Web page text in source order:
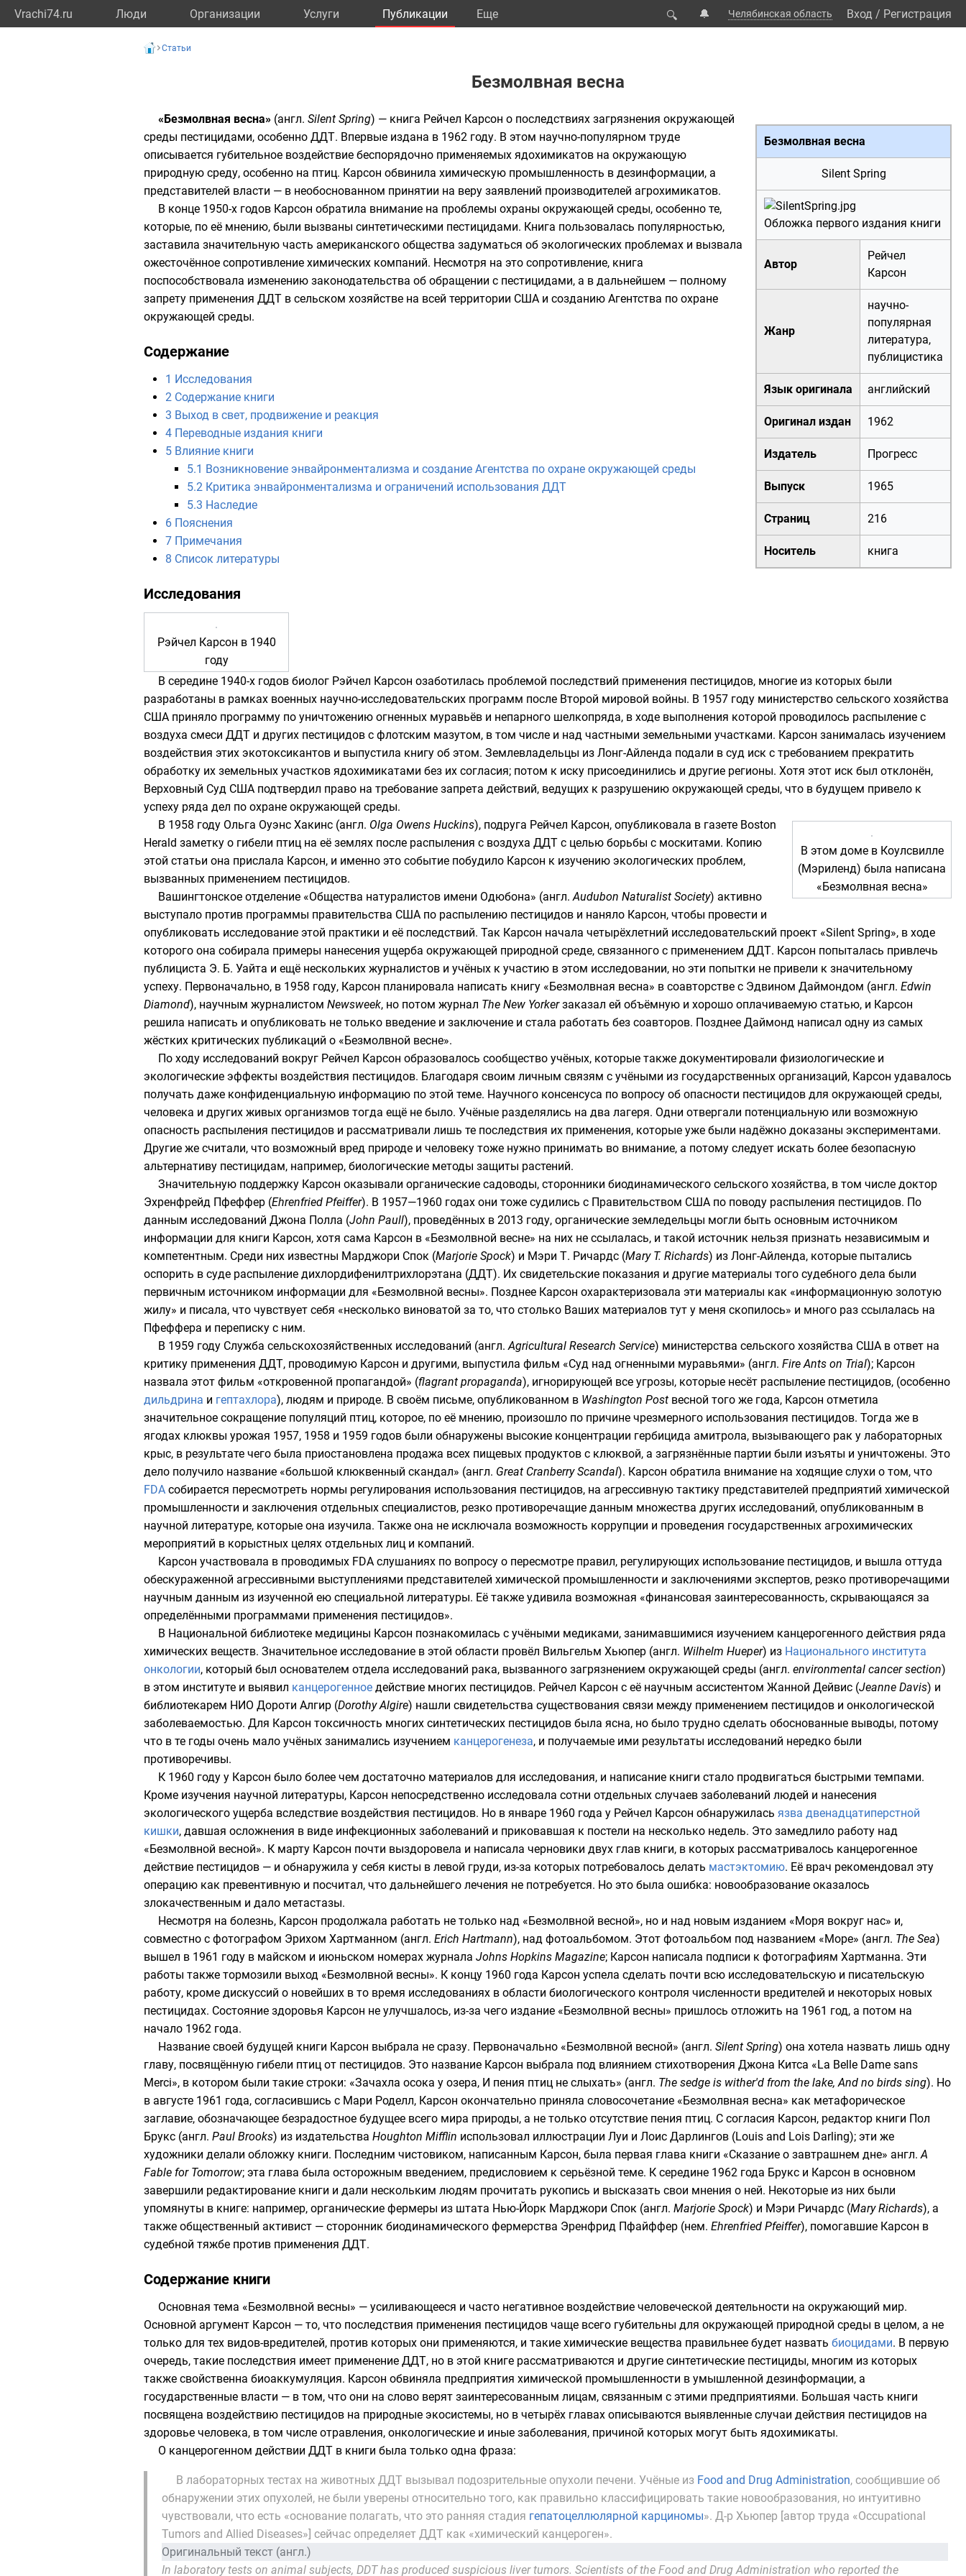
Vrachi74.ru Люди Организации Услуги Публикации Eще 🔍 🔔 Челябинская область Вход / Регистрация
Статьи
Безмолвная весна
Безмолвная весна
Silent Spring
Обложка первого издания книги
Автор
Рейчел
Карсон
Жанр
научно-
популярная
литература,
публицистика
Язык оригинала английский
Оригинал издан 1962
Издатель Прогресс
Выпуск 1965
Страниц 216
Носитель книга
«Безмолвная весна» (англ. Silent Spring) — книга Рейчел Карсон о последствиях загрязнения окружающей
среды пестицидами, особенно ДДТ. Впервые издана в 1962 году. В этом научно-популярном труде
описывается губительное воздействие беспорядочно применяемых ядохимикатов на окружающую
природную среду, особенно на птиц. Карсон обвинила химическую промышленность в дезинформации, а
представителей власти — в необоснованном принятии на веру заявлений производителей агрохимикатов.
В конце 1950-х годов Карсон обратила внимание на проблемы охраны окружающей среды, особенно те,
которые, по её мнению, были вызваны синтетическими пестицидами. Книга пользовалась популярностью,
заставила значительную часть американского общества задуматься об экологических проблемах и вызвала
ожесточённое сопротивление химических компаний. Несмотря на это сопротивление, книга
поспособствовала изменению законодательства об обращении с пестицидами, а в дальнейшем — полному
запрету применения ДДТ в сельском хозяйстве на всей территории США и созданию Агентства по охране
окружающей среды.
Содержание
1 Исследования
2 Содержание книги
3 Выход в свет, продвижение и реакция
4 Переводные издания книги
5 Влияние книги
5.1 Возникновение энвайронментализма и создание Агентства по охране окружающей среды
5.2 Критика энвайронментализма и ограничений использования ДДТ
5.3 Наследие
6 Пояснения
7 Примечания
8 Список литературы
Исследования
Рэйчел Карсон в 1940
году
В середине 1940-х годов биолог Рэйчел Карсон озаботилась проблемой последствий применения пестицидов, многие из которых были
разработаны в рамках военных научно-исследовательских программ после Второй мировой войны. В 1957 году министерство сельского хозяйства
США приняло программу по уничтожению огненных муравьёв и непарного шелкопряда, в ходе выполнения которой проводилось распыление с
воздуха смеси ДДТ и других пестицидов с флотским мазутом, в том числе и над частными земельными участками. Карсон занималась изучением
воздействия этих экотоксикантов и выпустила книгу об этом. Землевладельцы из Лонг-Айленда подали в суд иск с требованием прекратить
обработку их земельных участков ядохимикатами без их согласия; потом к иску присоединились и другие регионы. Хотя этот иск был отклонён,
Верховный Суд США подтвердил право на требование запрета действий, ведущих к разрушению окружающей среды, что в будущем привело к
успеху ряда дел по охране окружающей среды.
В этом домев Коулсвилле
(Мэриленд) была написана
«Безмолвная весна»
В 1958 году Ольга Оуэнс Хакинс (англ. Olga Owens Huckins), подруга Рейчел Карсон, опубликовала в газете Boston
Herald заметку о гибели птиц на её землях после распыления с воздуха ДДТ с целью борьбы с москитами. Копию
этой статьи она прислала Карсон, и именно это событие побудило Карсон к изучению экологических проблем,
вызванных применением пестицидов.
Вашингтонское отделение «Общества натуралистов имени Одюбона» (англ. Audubon Naturalist Society) активно
выступало против программы правительства США по распылению пестицидов и наняло Карсон, чтобы провести и
опубликовать исследование этой практики и её последствий. Так Карсон начала четырёхлетний исследовательский проект «Silent Spring», в ходе
которого она собирала примеры нанесения ущерба окружающей природной среде, связанного с применением ДДТ. Карсон попыталась привлечь
публициста Э. Б. Уайта и ещё нескольких журналистов и учёных к участию в этом исследовании, но эти попытки не привели к значительному
успеху. Первоначально, в 1958 году, Карсон планировала написать книгу «Безмолвная весна» в соавторстве с Эдвином Даймондом (англ. Edwin
Diamond), научным журналистом Newsweek, но потом журнал The New Yorkerзаказал ей объёмную и хорошо оплачиваемую статью, и Карсон
решила написать и опубликовать не только введение и заключение и стала работать без соавторов. Позднее Даймонд написал одну из самых
жёстких критических публикаций о «Безмолвной весне».
По ходу исследований вокруг Рейчел Карсон образовалось сообщество учёных, которые также документировали физиологические и
экологические эффекты воздействия пестицидов. Благодаря своим личным связям с учёными из государственных организаций, Карсон удавалось
получать даже конфиденциальную информацию по этой теме. Научного консенсуса по вопросу об опасности пестицидов для окружающей среды,
человека и других живых организмов тогда ещё не было. Учёные разделялись на два лагеря. Одни отвергали потенциальную или возможную
опасность распыления пестицидов и рассматривали лишь те последствия их применения, которые уже были надёжно доказаны экспериментами.
Другие же считали, что возможный вред природе и человеку тоже нужно принимать во внимание, а потому следует искать более безопасную
альтернативу пестицидам, например, биологические методы защиты растений.
Значительную поддержку Карсон оказывали органические садоводы, сторонники биодинамического сельского хозяйства, в том числе доктор
Эхренфрейд Пфеффер (Ehrenfried Pfeiffer). В 1957—1960 годах они тоже судились с Правительством США по поводу распыления пестицидов. По
данным исследований Джона Полла (John Paull), проведённых в 2013 году, органические земледельцы могли быть основным источником
информации для книги Карсон, хотя сама Карсон в «Безмолвной весне» на них не ссылалась, и такой источник нельзя признать независимым и
компетентным. Среди них известны Марджори Спок (Marjorie Spock) и Мэри Т. Ричардс (Mary T. Richards) из Лонг-Айленда, которые пытались
оспорить в суде распыление дихлордифенилтрихлорэтана (ДДТ). Их свидетельские показания и другие материалы того судебного дела были
первичным источником информации для «Безмолвной весны». Позднее Карсон охарактеризовала эти материалы как «информационную золотую
жилу» и писала, что чувствует себя «несколько виноватой за то, что столько Ваших материалов тут у меня скопилось» и много раз ссылалась на
Пфеффера и переписку с ним.
В 1959 году Служба сельскохозяйственных исследований (англ. Agricultural Research Service) министерства сельского хозяйства США в ответ на
критику применения ДДТ, проводимую Карсон и другими, выпустила фильм «Суд над огненными муравьями» (англ. Fire Ants on Trial); Карсон
назвала этот фильм «откровенной пропагандой» (flagrant propaganda), игнорирующей все угрозы, которые несёт распыление пестицидов, (особенно
дильдрина и гептахлора), людям и природе. В своём письме, опубликованном в Washington Post весной того же года, Карсон отметила
значительное сокращение популяций птиц, которое, по её мнению, произошло по причине чрезмерного использования пестицидов. Тогда же в
ягодах клюквы урожая 1957, 1958 и 1959 годов были обнаружены высокие концентрации гербицида амитрола, вызывающего рак у лабораторных
крыс, в результате чего была приостановлена продажа всех пищевых продуктов с клюквой, а загрязнённые партии были изъяты и уничтожены. Это
дело получило название «большой клюквенный скандал» (англ. Great Cranberry Scandal). Карсон обратила внимание на ходящие слухи о том, что
FDA собирается пересмотреть нормы регулирования использования пестицидов, на агрессивную тактику представителей предприятий химической
промышленности и заключения отдельных специалистов, резко противоречащие данным множества других исследований, опубликованным в
научной литературе, которые она изучила. Также она не исключала возможность коррупции и проведения государственных агрохимических
мероприятий в корыстных целях отдельных лиц и компаний.
Карсон участвовала в проводимых FDA слушаниях по вопросу о пересмотре правил, регулирующих использование пестицидов, и вышла оттуда
обескураженной агрессивными выступлениями представителей химической промышленности и заключениями экспертов, резко противоречащими
научным данным из изученной ею специальной литературы. Её также удивила возможная «финансовая заинтересованность, скрывающаяся за
определёнными программами применения пестицидов».
В Национальной библиотеке медицины Карсон познакомилась с учёными медиками, занимавшимися изучением канцерогенного действия ряда
химических веществ. Значительное исследование в этой области провёл Вильгельм Хьюпер (англ. Wilhelm Hueper) из Национального института
онкологии, который был основателем отдела исследований рака, вызванного загрязнением окружающей среды (англ. environmental cancer section)
в этом институте и выявил канцерогенное действие многих пестицидов. Рейчел Карсон с её научным ассистентом Жанной Дейвис (Jeanne Davis) и
библиотекарем НИО Дороти Алгир (Dorothy Algire) нашли свидетельства существования связи между применением пестицидов и онкологической
заболеваемостью. Для Карсон токсичность многих синтетических пестицидов была ясна, но было трудно сделать обоснованные выводы, потому
что в те годы очень мало учёных занимались изучением канцерогенеза, и получаемые ими результаты исследований нередко были
противоречивы.
К 1960 году у Карсон было более чем достаточно материалов для исследования, и написание книги стало продвигаться быстрыми темпами.
Кроме изучения научной литературы, Карсон непосредственно исследовала сотни отдельных случаев заболеваний людей и нанесения
экологического ущерба вследствие воздействия пестицидов. Но в январе 1960 года у Рейчел Карсон обнаружилась язва двенадцатиперстной
кишки, давшая осложнения в виде инфекционных заболеваний и приковавшая к постели на несколько недель. Это замедлило работу над
«Безмолвной весной». К марту Карсон почти выздоровела и написала черновики двух глав книги, в которых рассматривалось канцерогенное
действие пестицидов — и обнаружила у себя кисты в левой груди, из-за которых потребовалось делать мастэктомию. Её врач рекомендовал эту
операцию как превентивную и посчитал, что дальнейшего лечения не потребуется. Но это была ошибка: новообразование оказалось
злокачественным и дало метастазы.
Несмотря на болезнь, Карсон продолжала работать не только над «Безмолвной весной», но и над новым изданием «Моря вокруг нас» и,
совместно с фотографом Эрихом Хартманном (англ. Erich Hartmann), над фотоальбомом. Этот фотоальбом под названием «Море» (англ. The Sea)
вышел в 1961 году в майском и июньском номерах журнала Johns Hopkins Magazine; Карсон написала подписи к фотографиям Хартманна. Эти
работы также тормозили выход «Безмолвной весны». К концу 1960 года Карсон успела сделать почти всю исследовательскую и писательскую
работу, кроме дискуссий о новейших в то время исследованиях в области биологического контроля численности вредителей и некоторых новых
пестицидах. Состояние здоровья Карсон не улучшалось, из-за чего издание «Безмолвной весны» пришлось отложить на 1961 год, а потом на
начало 1962 года.
Название своей будущей книги Карсон выбрала не сразу. Первоначально «Безмолвной весной» (англ. Silent Spring) она хотела назвать лишь одну
главу, посвящённую гибели птиц от пестицидов. Это название Карсон выбрала под влиянием стихотворения Джона Китса «La Belle Dame sans
Merci», в котором были такие строки: «Зачахла осока у озера, И пения птиц не слыхать» (англ. The sedge is wither'd from the lake, And no birds sing). Но
в августе 1961 года, согласившись с Мари Роделл, Карсон окончательно приняла словосочетание «Безмолвная весна» как метафорическое
заглавие, обозначающее безрадостное будущее всего мира природы, а не только отсутствие пения птиц. С согласия Карсон, редактор книги Пол
Брукс (англ. Paul Brooks) из издательства Houghton Mifflin использовал иллюстрации Луи и Лоис Дарлингов (Louis and Lois Darling); эти же
художники делали обложку книги. Последним чистовиком, написанным Карсон, была первая глава книги «Сказание о завтрашнем дне» англ. A
Fable for Tomorrow; эта глава была осторожным введением, предисловием к серьёзной теме. К середине 1962 года Брукс и Карсон в основном
завершили редактирование книги и дали нескольким людям прочитать рукопись и высказать свои мнения о ней. Некоторые из них были
упомянуты в книге: например, органические фермеры из штата Нью-Йорк Марджори Спок (англ. Marjorie Spock) и Мэри Ричардс (Mary Richards), а
также общественный активист — сторонник биодинамического фермерства Эренфрид Пфайффер (нем. Ehrenfried Pfeiffer), помогавшие Карсон в
судебной тяжбе против применения ДДТ.
Содержание книги
Основная тема «Безмолвной весны» — усиливающееся и часто негативное воздействие человеческой деятельности на окружающий мир.
Основной аргумент Карсон — то, что последствия применения пестицидов чаще всего губительны для окружающей природной среды в целом, а не
только для тех видов-вредителей, против которых они применяются, и такие химические вещества правильнее будет назвать биоцидами. В первую
очередь, такие последствия имеет применение ДДТ, но в этой книге рассматриваются и другие синтетические пестициды, многим из которых
также свойственна биоаккумуляция. Карсон обвиняла предприятия химической промышленности в умышленной дезинформации, а
государственные власти — в том, что они на слово верят заинтересованным лицам, связанным с этими предприятиями. Большая часть книги
посвящена воздействию пестицидов на природные экосистемы, но в четырёх главах описываются выявленные случаи действия пестицидов на
здоровье человека, в том числе отравления, онкологические и иные заболевания, причиной которых могут быть ядохимикаты.
О канцерогенном действии ДДТ в книги была только одна фраза:
В лабораторных тестах на животных ДДТ вызывал подозрительные опухоли печени. Учёные из Food and Drug Administration, сообщившие об
обнаружении этих опухолей, не были уверены относительно того, как правильно классифицировать такие новообразования, но интуитивно
чувствовали, что есть «основание полагать, что это ранняя стадия гепатоцеллюлярной карциномы». Д-р Хьюпер [автор труда «Occupational
Tumors and Allied Diseases»] сейчас определяет ДДТ как «химический канцероген».
Оригинальный текст (англ.)
In laboratory tests on animal subjects, DDT has produced suspicious liver tumors. Scientists of the Food and Drug Administration who reported the